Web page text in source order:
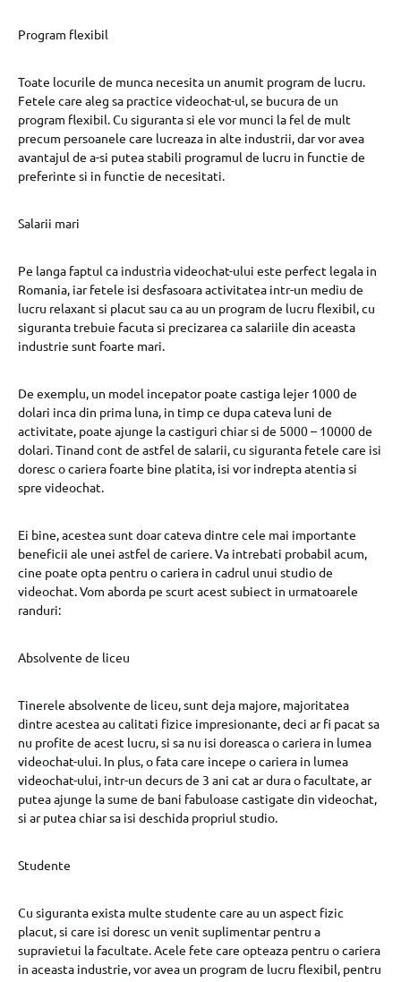
Program flexibil
Toate locurile de munca necesita un anumit program de lucru.
Fetele care aleg sa practice videochat-ul, se bucura de un
program flexibil. Cu siguranta si ele vor munci la fel de mult
precum persoanele care lucreaza in alte industrii, dar vor avea
avantajul de a-si putea stabili programul de lucru in functie de
preferinte si in functie de necesitati.
Salarii mari
Pe langa faptul ca industria videochat-ului este perfect legala in
Romania, iar fetele isi desfasoara activitatea intr-un mediu de
lucru relaxant si placut sau ca au un program de lucru flexibil, cu
siguranta trebuie facuta si precizarea ca salariile din aceasta
industrie sunt foarte mari.
De exemplu, un model incepator poate castiga lejer 1000 de
dolari inca din prima luna, in timp ce dupa cateva luni de
activitate, poate ajunge la castiguri chiar si de 5000 – 10000 de
dolari. Tinand cont de astfel de salarii, cu siguranta fetele care isi
doresc o cariera foarte bine platita, isi vor indrepta atentia si
spre videochat.
Ei bine, acestea sunt doar cateva dintre cele mai importante
beneficii ale unei astfel de cariere. Va intrebati probabil acum,
cine poate opta pentru o cariera in cadrul unui studio de
videochat. Vom aborda pe scurt acest subiect in urmatoarele
randuri:
Absolvente de liceu
Tinerele absolvente de liceu, sunt deja majore, majoritatea
dintre acestea au calitati fizice impresionante, deci ar fi pacat sa
nu profite de acest lucru, si sa nu isi doreasca o cariera in lumea
videochat-ului. In plus, o fata care incepe o cariera in lumea
videochat-ului, intr-un decurs de 3 ani cat ar dura o facultate, ar
putea ajunge la sume de bani fabuloase castigate din videochat,
si ar putea chiar sa isi deschida propriul studio.
Studente
Cu siguranta exista multe studente care au un aspect fizic
placut, si care isi doresc un venit suplimentar pentru a
supravietui la facultate. Acele fete care opteaza pentru o cariera
in aceasta industrie, vor avea un program de lucru flexibil, pentru